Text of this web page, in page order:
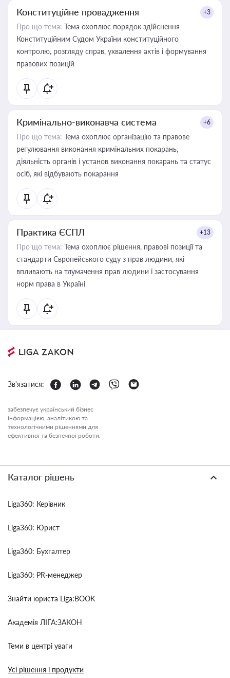
Конституційне провадження +3
Про що тема: Тема охоплює порядок здійснення
Конституційним Судом України конституційного
контролю, розгляду справ, ухвалення актів і формування
правових позицій
Кримінально-виконавча система +6
Про що тема: Тема охоплює організацію та правове
регулювання виконання кримінальних покарань,
діяльність органів і установ виконання покарань та статус
осіб, які відбувають покарання
Практика ЄСПЛ +13
Про що тема: Тема охоплює рішення, правові позиції та
стандарти Європейського суду з прав людини, які
впливають на тлумачення прав людини і застосування
норм права в Україні
Зв'язатися:
забезпечує український бізнес
інформацією, аналітикою та
технологічними рішеннями для
ефективної та безпечної роботи.
Каталог рішень
Liga360: Керівник
Liga360: Юрист
Liga360: Бухгалтер
Liga360: PR-менеджер
Знайти юриста Liga:BOOK
Академія ЛІГА:ЗАКОН
Теми в центрі уваги
Усі рішення і продукти